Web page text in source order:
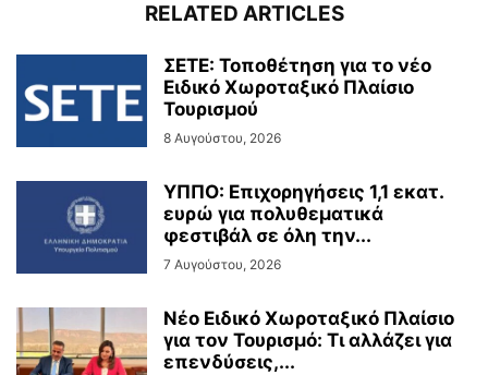
RELATED ARTICLES
ΣΕΤΕ: Τοποθέτηση για το νέο
Ειδικό Χωροταξικό Πλαίσιο
Τουρισμού
8 Αυγούστου, 2026
ΥΠΠΟ: Επιχορηγήσεις 1,1 εκατ.
ευρώ για πολυθεματικά
φεστιβάλ σε όλη την...
7 Αυγούστου, 2026
Νέο Ειδικό Χωροταξικό Πλαίσιο
για τον Τουρισμό: Τι αλλάζει για
επενδύσεις,...